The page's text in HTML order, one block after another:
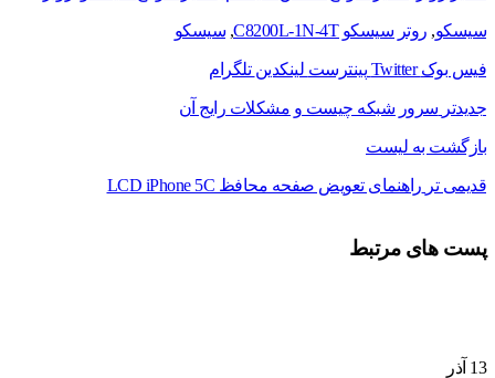
سیسکو, روتر سیسکو C8200L-1N-4T , سیسکو
فیس بوک Twitter پینترست لینکدین تلگرام
جدیدتر سرور شبکه چیست و مشکلات رایج آن
بازگشت به لیست
قدیمی تر راهنمای تعویض صفحه محافظ LCD iPhone 5C
پست های مرتبط
13 آذر